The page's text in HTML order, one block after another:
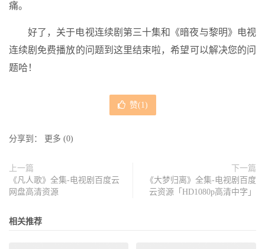
痛。
好了，关于电视连续剧第三十集和《暗夜与黎明》电视
连续剧免费播放的问题到这里结束啦，希望可以解决您的问
题哈！
赞(1)
分享到： 更多 (0)
上一篇
《凡人歌》全集-电视剧百度云
网盘高清资源
下一篇
《大梦归离》全集-电视剧百度
云资源「HD1080p高清中字」
相关推荐